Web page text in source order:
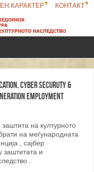
КАРАКТЕР КОНТАКТ
Cyber Securuty &
Employment
на културното
на меѓународната
, сајбер
заштитата и
.